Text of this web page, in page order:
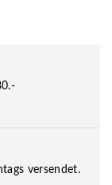
versendet.